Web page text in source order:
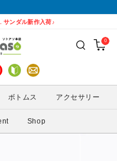
ンダル新作入荷♪
ん)
0
ボトムス アクセサリー
Shop